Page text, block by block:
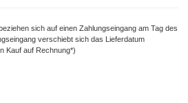
sich auf einen Zahlungseingang am Tag des
verschiebt sich das Lieferdatum
Kauf auf Rechnung*)